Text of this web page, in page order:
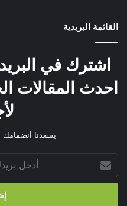
القائمة البريدية
اشترك في
احدث المقالات
يسعدنا
بريدك
الإلكتروني